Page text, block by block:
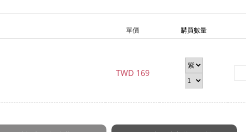
單價 購買數量
TWD 169